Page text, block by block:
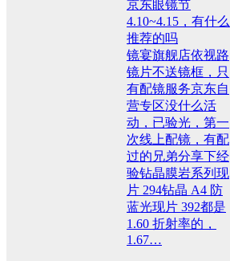
京东眼镜节
4.10~4.15，有什么
推荐的吗
镜宴旗舰店依视路
镜片不送镜框，只
有配镜服务京东自
营专区没什么活
动，已验光，第一
次线上配镜，有配
过的兄弟分享下经
验钻晶膜岩系列现
片 294钻晶 A4 防
蓝光现片 392都是
1.60 折射率的，
1.67…